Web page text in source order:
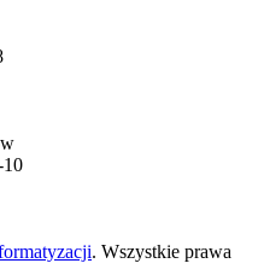
. Wszystkie prawa